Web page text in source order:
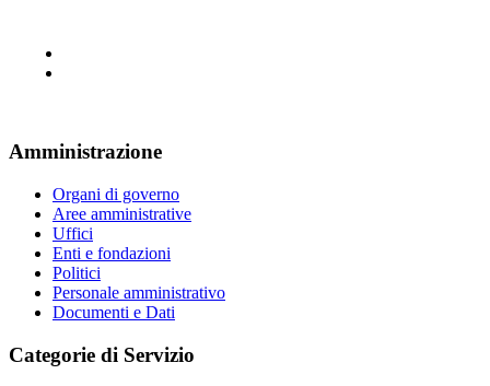
Amministrazione
Organi di governo
Aree amministrative
Uffici
Enti e fondazioni
Politici
Personale amministrativo
Documenti e Dati
Categorie di Servizio